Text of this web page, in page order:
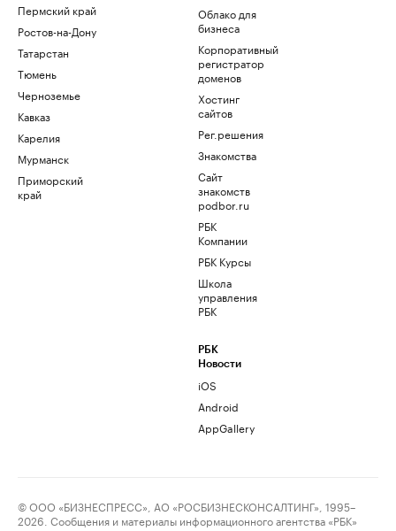
Пермский край
Ростов-на-Дону
Татарстан
Тюмень
Черноземье
Кавказ
Карелия
Мурманск
Приморский
край
Облако для
бизнеса
Корпоративный
регистратор
доменов
Хостинг
сайтов
Рег.решения
Знакомства
Сайт
знакомств
podbor.ru
РБК
Компании
РБК Курсы
Школа
управления
РБК
РБК
Новости
iOS
Android
AppGallery
© ООО «БИЗНЕСПРЕСС», АО «РОСБИЗНЕСКОНСАЛТИНГ», 1995–
2026. Сообщения и материалы информационного агентства «РБК»